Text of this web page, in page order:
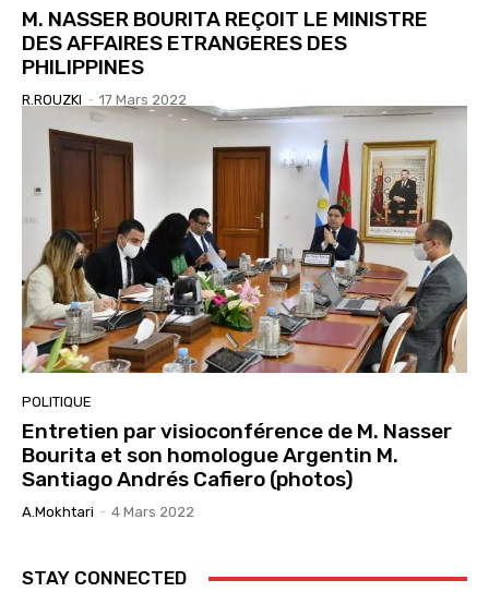
M. NASSER BOURITA REÇOIT LE MINISTRE
DES AFFAIRES ETRANGERES DES
PHILIPPINES
R.ROUZKI - 17 Mars 2022
POLITIQUE
Entretien par visioconférence de M. Nasser
Bourita et son homologue Argentin M.
Santiago Andrés Cafiero (photos)
A.Mokhtari - 4 Mars 2022
STAY CONNECTED